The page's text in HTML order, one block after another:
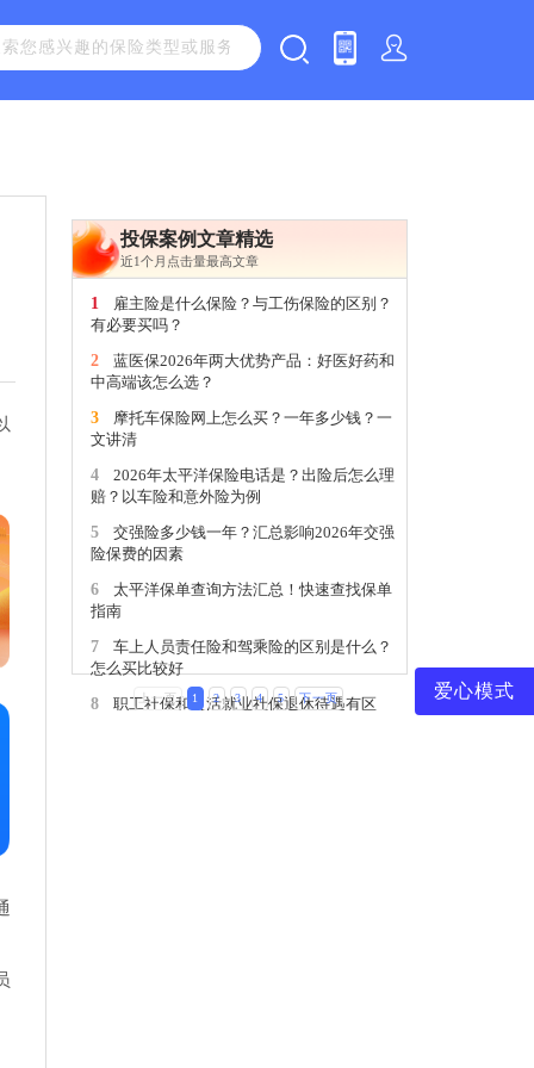
投保案例文章精选
近1个月点击量最高文章
1
雇主险是什么保险？与工伤保险的区别？
有必要买吗？
2
蓝医保2026年两大优势产品：好医好药和
中高端该怎么选？
3
摩托车保险网上怎么买？一年多少钱？一
文讲清
4
2026年太平洋保险电话是？出险后怎么理
赔？以车险和意外险为例
5
交强险多少钱一年？汇总影响2026年交强
险保费的因素
6
太平洋保单查询方法汇总！快速查找保单
指南
7
车上人员责任险和驾乘险的区别是什么？
怎么买比较好
8
职工社保和灵活就业社保退休待遇有区
上一页 1 2 3 4 5 下一页 爱心模式